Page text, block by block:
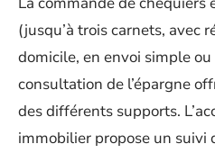
(jusqu’à trois carnets, avec
domicile, en envoi simple
consultation de l’épargne
des différents supports.
immobilier propose un suivi